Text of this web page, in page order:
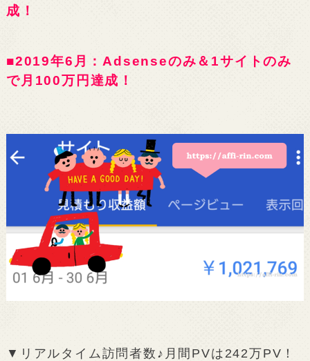
成！
■2019年6月：Adsenseのみ＆1サイトのみ
で月100万円達成！
▼リアルタイム訪問者数♪月間PVは242万PV！